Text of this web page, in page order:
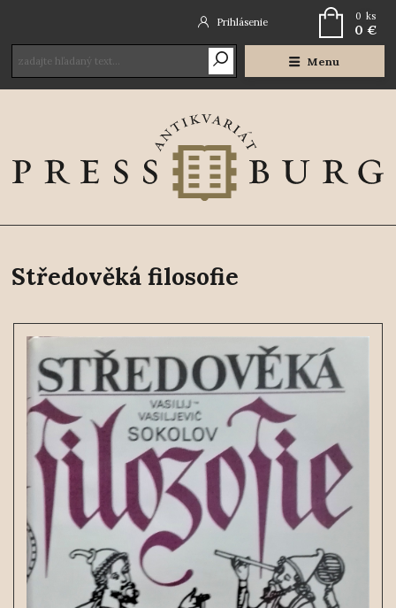
Menu
Prihlásenie 0 ks
0 €
Středověká filosofie